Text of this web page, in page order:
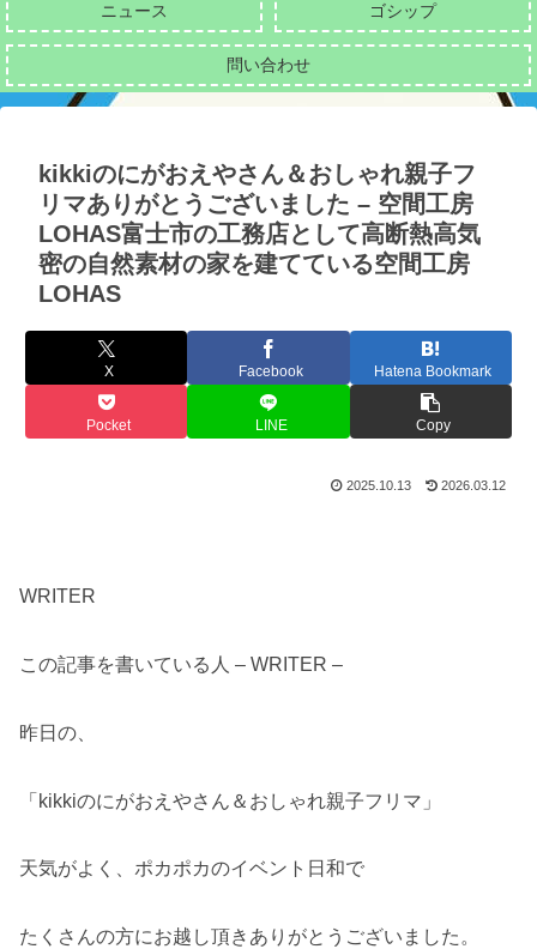
ニュース ゴシップ
問い合わせ
kikkiのにがおえやさん＆おしゃれ親子フ
リマありがとうございました – 空間工房
LOHAS富士市の工務店として高断熱高気
密の自然素材の家を建てている空間工房
LOHAS
X Facebook Hatena Bookmark
Pocket LINE Copy
2025.10.13 2026.03.12
WRITER
この記事を書いている人 – WRITER –
昨日の、
「kikkiのにがおえやさん＆おしゃれ親子フリマ」
天気がよく、ポカポカのイベント日和で
たくさんの方にお越し頂きありがとうございました。